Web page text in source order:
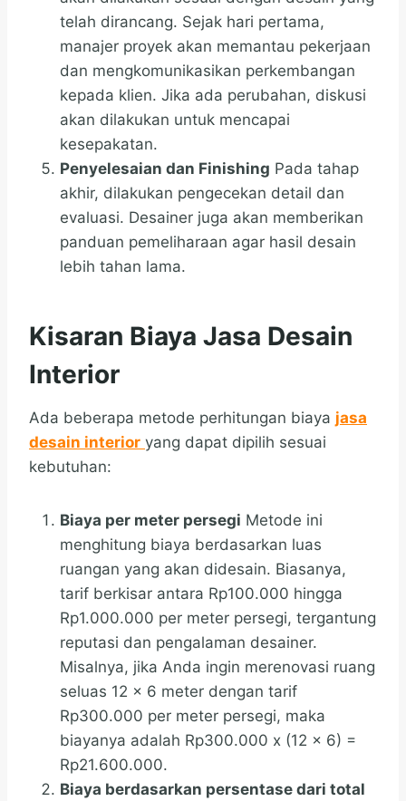
telah dirancang. Sejak hari pertama,
manajer proyek akan memantau pekerjaan
dan mengkomunikasikan perkembangan
kepada klien. Jika ada perubahan, diskusi
akan dilakukan untuk mencapai
kesepakatan.
Penyelesaian dan Finishing Pada tahap
akhir, dilakukan pengecekan detail dan
evaluasi. Desainer juga akan memberikan
panduan pemeliharaan agar hasil desain
lebih tahan lama.
Kisaran Biaya Jasa Desain
Interior
Ada beberapa metode perhitungan biaya jasa
desain interior yang dapat dipilih sesuai
kebutuhan:
Biaya per meter persegi Metode ini
menghitung biaya berdasarkan luas
ruangan yang akan didesain. Biasanya,
tarif berkisar antara Rp100.000 hingga
Rp1.000.000 per meter persegi, tergantung
reputasi dan pengalaman desainer.
Misalnya, jika Anda ingin merenovasi ruang
seluas 12 x 6 meter dengan tarif
Rp300.000 per meter persegi, maka
biayanya adalah Rp300.000 x (12 x 6) =
Rp21.600.000.
Biaya berdasarkan persentase dari total